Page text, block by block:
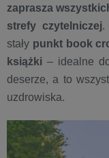
zaprasza
strefy czytelniczej.
stały punkt book
książki – idealne
deserze, a to
uzdrowiska.